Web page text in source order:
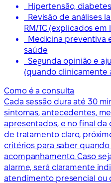
Hipertensão,
Revisão de análises
RM/TC (explicados em
Medicina preventiva
saúde
Segunda opinião e
(quando clinicamente
Como é a consulta
Cada sessão dura até 30
sintomas, antecedentes,
apresentados, e no final
de tratamento claro,
critérios para saber
acompanhamento. Caso
alarme, será claramente
atendimento presencial ou